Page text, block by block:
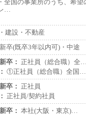
全国の事業所のうち、希
…
建設・不動産
卒(既卒3年以内可)・中途
卒： 正社員（総合職）全…
①正社員（総合職）全国…
卒： 正社員
正社員/契約社員
卒： 本社(大阪・東京)…